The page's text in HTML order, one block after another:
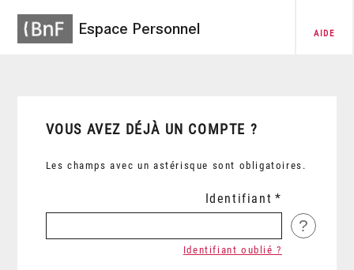
Espace Personnel AIDE
VOUS AVEZ DÉJÀ UN COMPTE ?
Les champs avec un astérisque sont obligatoires.
Identifiant
?
Identifiant oublié ?